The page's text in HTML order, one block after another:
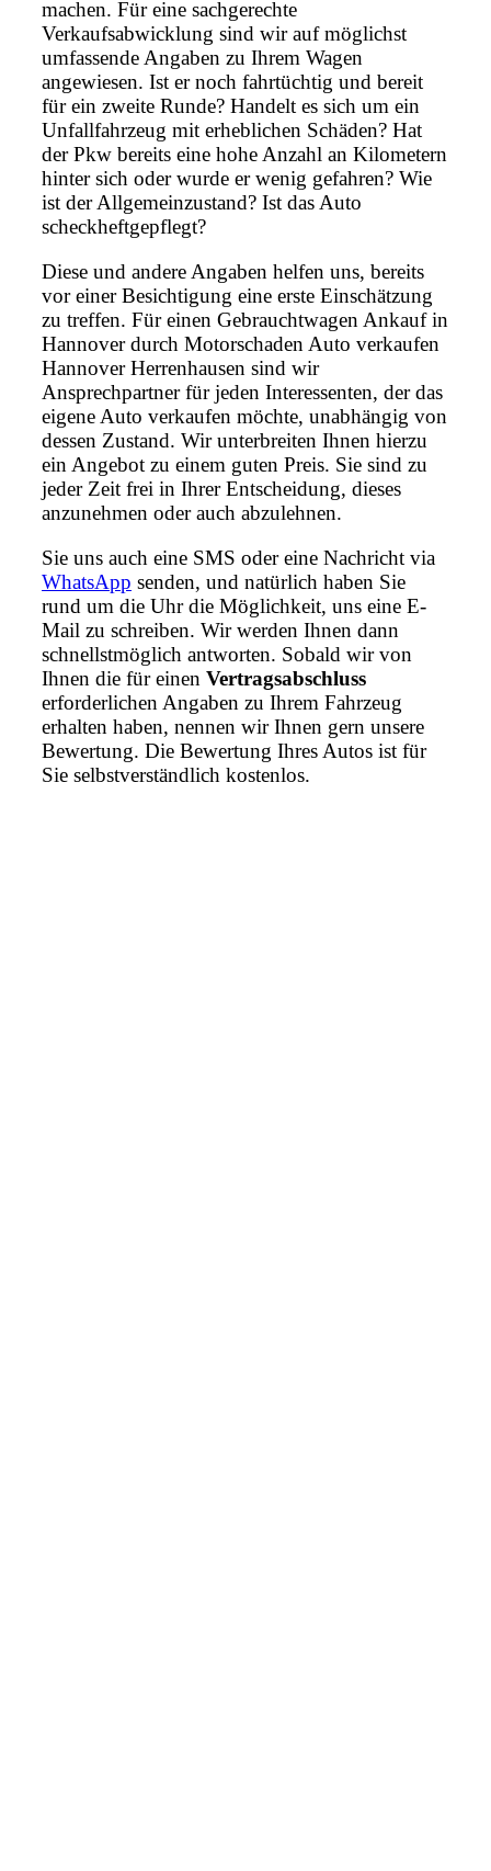
machen. Für eine sachgerechte
Verkaufsabwicklung sind wir auf möglichst
umfassende Angaben zu Ihrem Wagen
angewiesen. Ist er noch fahrtüchtig und bereit
für ein zweite Runde? Handelt es sich um ein
Unfallfahrzeug mit erheblichen Schäden? Hat
der Pkw bereits eine hohe Anzahl an Kilometern
hinter sich oder wurde er wenig gefahren? Wie
ist der Allgemeinzustand? Ist das Auto
scheckheftgepflegt?
Diese und andere Angaben helfen uns, bereits
vor einer Besichtigung eine erste Einschätzung
zu treffen. Für einen Gebrauchtwagen Ankauf in
Hannover durch Motorschaden Auto verkaufen
Hannover Herrenhausen sind wir
Ansprechpartner für jeden Interessenten, der das
eigene Auto verkaufen möchte, unabhängig von
dessen Zustand. Wir unterbreiten Ihnen hierzu
ein Angebot zu einem guten Preis. Sie sind zu
jeder Zeit frei in Ihrer Entscheidung, dieses
anzunehmen oder auch abzulehnen.
Sie uns auch eine SMS oder eine Nachricht via
WhatsApp senden, und natürlich haben Sie
rund um die Uhr die Möglichkeit, uns eine E-
Mail zu schreiben. Wir werden Ihnen dann
schnellstmöglich antworten. Sobald wir von
Ihnen die für einen Vertragsabschluss
erforderlichen Angaben zu Ihrem Fahrzeug
erhalten haben, nennen wir Ihnen gern unsere
Bewertung. Die Bewertung Ihres Autos ist für
Sie selbstverständlich kostenlos.